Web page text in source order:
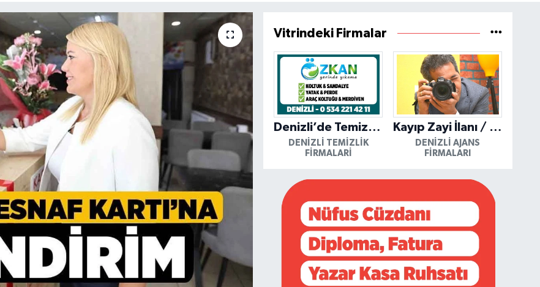
Vitrindeki Firmalar
Denizli’de Temizliğin Güvenilir Adresi: Özkan Yerinde Yıkama
DENIZLI TEMIZLIK
FIRMALARI
Kayıp Zayi İlanı / Mutlu Ajans / Denizli
DENIZLI AJANS
FIRMALARI